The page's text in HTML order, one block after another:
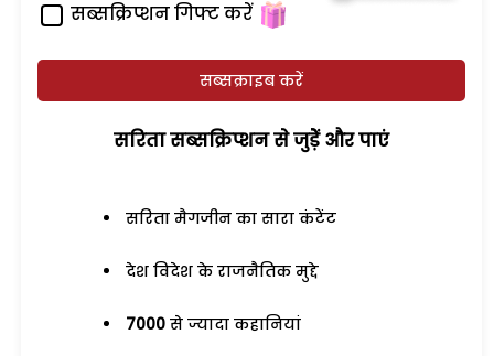
सब्सक्रिप्शन गिफ्ट करें
सब्सक्राइब करें
सरिता सब्सक्रिप्शन से जुड़ेें और पाएं
सरिता मैगजीन का सारा कंटेंट
देश विदेश के राजनैतिक मुद्दे
7000 से ज्यादा कहानियां